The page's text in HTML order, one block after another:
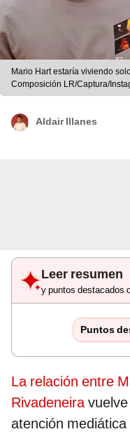
Mario Hart estaría viviendo
Composición LR/Captura/
Aldair Illanes
Leer resumen
y puntos destacados
Puntos
La relación entre
Rivadeneira
atención